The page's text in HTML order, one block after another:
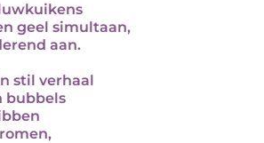
geel simultaan,
aan.
stil verhaal
bubbels